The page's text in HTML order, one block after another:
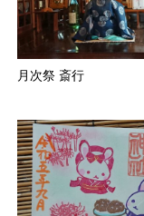
月次祭 斎行